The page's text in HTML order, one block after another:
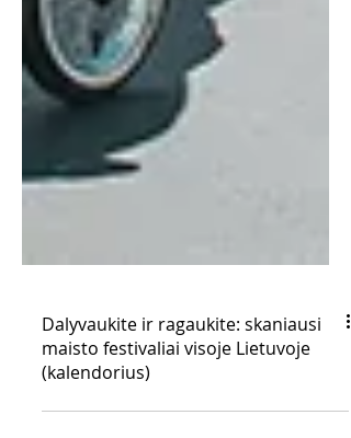
Dalyvaukite ir ragaukite: skaniausi
maisto festivaliai visoje Lietuvoje
(kalendorius)